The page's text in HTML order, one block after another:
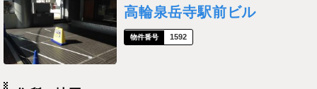
高輪泉岳寺駅前ビル
1592